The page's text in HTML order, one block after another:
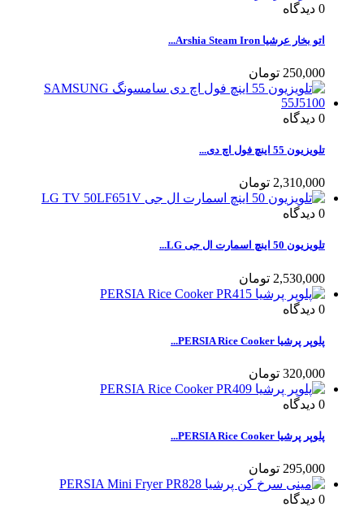
0 دیدگاه
اتو بخار عرشیا Arshia Steam Iron...
250,000 تومان
0 دیدگاه
تلویزیون 55 اینچ فول اچ دی...
2,310,000 تومان
0 دیدگاه
تلویزیون 50 اینچ اسمارت ال جی LG...
2,530,000 تومان
0 دیدگاه
پلوپر پرشیا PERSIA Rice Cooker...
320,000 تومان
0 دیدگاه
پلوپر پرشیا PERSIA Rice Cooker...
295,000 تومان
0 دیدگاه